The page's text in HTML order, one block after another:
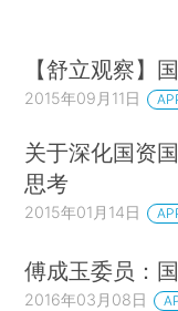
【舒立观察】
2015年09月11日
关于深化国资
思考
2015年01月14日
傅成玉委员：
2016年03月08日